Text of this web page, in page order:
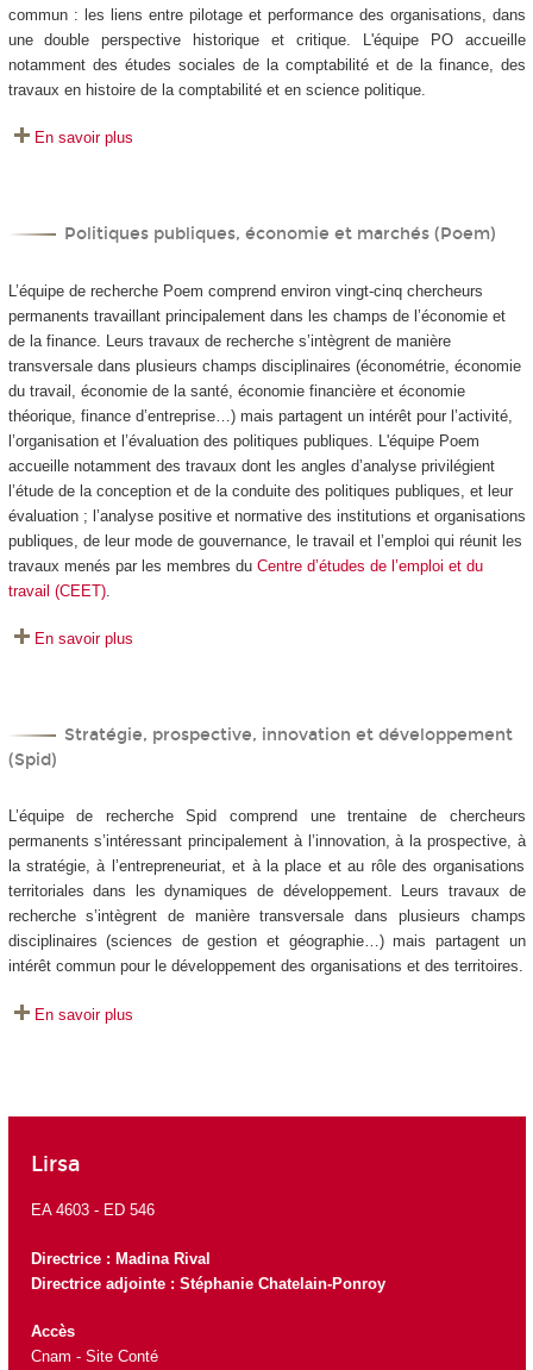
commun : les liens entre pilotage et performance des organisations, dans
une double perspective historique et critique. L'équipe PO accueille
notamment des études sociales de la comptabilité et de la finance, des
travaux en histoire de la comptabilité et en science politique.
En savoir plus
Politiques publiques, économie et marchés (Poem)
L’équipe de recherche Poem comprend environ vingt-cinq chercheurs
permanents travaillant principalement dans les champs de l’économie et
de la finance. Leurs travaux de recherche s’intègrent de manière
transversale dans plusieurs champs disciplinaires (économétrie, économie
du travail, économie de la santé, économie financière et économie
théorique, finance d’entreprise…) mais partagent un intérêt pour l’activité,
l’organisation et l’évaluation des politiques publiques. L'équipe Poem
accueille notamment des travaux dont les angles d’analyse privilégient
l’étude de la conception et de la conduite des politiques publiques, et leur
évaluation ; l’analyse positive et normative des institutions et organisations
publiques, de leur mode de gouvernance, le travail et l’emploi qui réunit les
travaux menés par les membres du Centre d’études de l’emploi et du
travail (CEET).
En savoir plus
Stratégie, prospective, innovation et développement
(Spid)
L’équipe de recherche Spid comprend une trentaine de chercheurs
permanents s’intéressant principalement à l’innovation, à la prospective, à
la stratégie, à l’entrepreneuriat, et à la place et au rôle des organisations
territoriales dans les dynamiques de développement. Leurs travaux de
recherche s’intègrent de manière transversale dans plusieurs champs
disciplinaires (sciences de gestion et géographie…) mais partagent un
intérêt commun pour le développement des organisations et des territoires.
En savoir plus
Lirsa
EA 4603 - ED 546
Directrice : Madina Rival
Directrice adjointe : Stéphanie Chatelain-Ponroy
Accès
Cnam - Site Conté